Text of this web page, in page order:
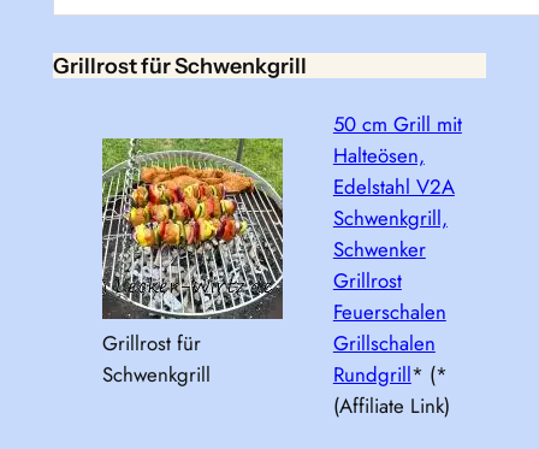
Grillrost für Schwenkgrill
Grillrost für
Schwenkgrill
50 cm Grill mit
Halteösen,
Edelstahl V2A
Schwenkgrill,
Schwenker
Grillrost
Feuerschalen
Grillschalen
Rundgrill* (*
(Affiliate Link)